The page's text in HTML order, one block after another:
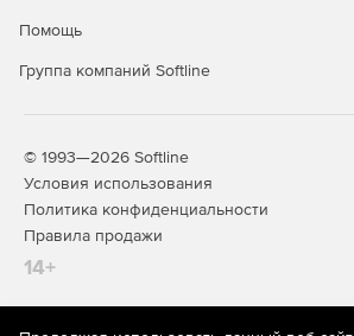
Помощь
Группа компаний Softline
© 1993—2026 Softline
Условия использования
Политика конфиденциальности
Правила продажи
14+